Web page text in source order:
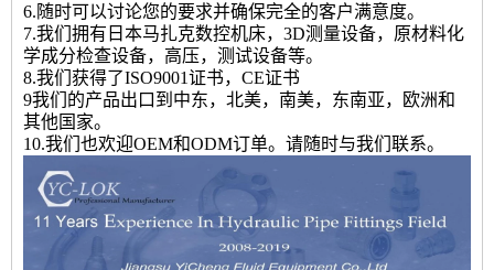
6.随时可以讨论您的要求并确保完全的客户满意度。
7.我们拥有日本马扎克数控机床，3D测量设备，原材料化
学成分检查设备，高压，测试设备等。
8.我们获得了ISO9001证书，CE证书
9我们的产品出口到中东，北美，南美，东南亚，欧洲和
其他国家。
10.我们也欢迎OEM和ODM订单。请随时与我们联系。